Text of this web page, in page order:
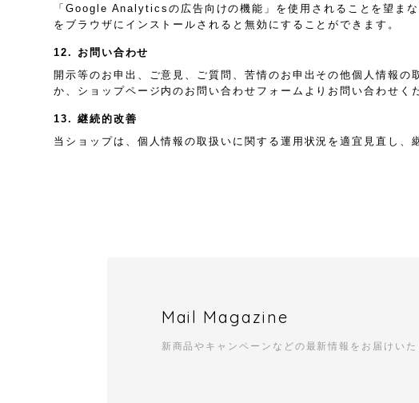
「Google Analyticsの広告向けの機能」を使用されることを望ま
をブラウザにインストールされると無効にすることができます。
12. お問い合わせ
開示等のお申出、ご意見、ご質問、苦情のお申出その他個人情報
か、ショップページ内のお問い合わせフォームよりお問い合わせく
13. 継続的改善
当ショップは、個人情報の取扱いに関する運用状況を適宜見直し
Mail Magazine
新商品やキャンペーンなどの最新情報をお届けいた